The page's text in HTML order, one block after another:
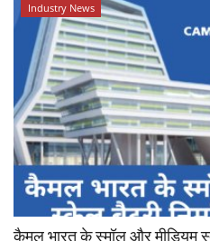
Technical Presentations
About Us
News & Articles
Technical Info
Govt. Affair
Industry News
कैमल भारत के स्मॉल और मीडियम